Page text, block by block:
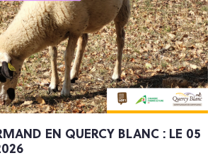
EN QUERCY BLANC : LE 05